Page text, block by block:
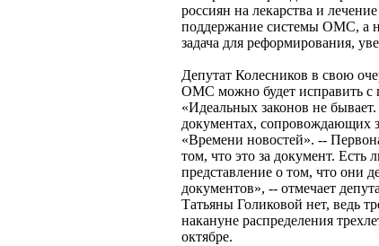
россиян на лекарства и
поддержание системы ОМС, а
задача для реформирования,
Депутат Колесников в свою
ОМС можно будет исправить с
«Идеальных законов не
документах, сопровождающих
«Времени новостей». --
том, что это за документ. Есть
представление о том, что они
документов», -- отмечает
Татьяны Голиковой нет, ведь
накануне распределения
октябре.